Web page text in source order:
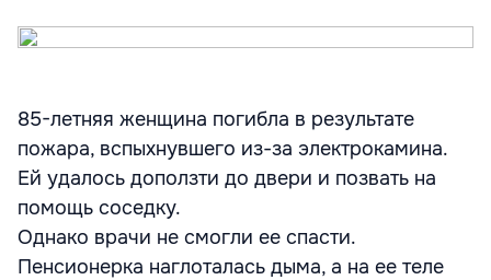
85-летняя женщина погибла в результате
пожара, вспыхнувшего из-за электрокамина.
Ей удалось доползти до двери и позвать на
помощь соседку.
Однако врачи не смогли ее спасти.
Пенсионерка наглоталась дыма, а на ее теле